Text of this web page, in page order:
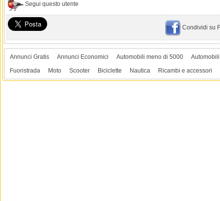
Segui questo utente
Condividi su
Annunci Gratis Annunci Economici Automobili meno di 5000
Fuoristrada
Moto Scooter Biciclette Nautica Ricambi e accessori